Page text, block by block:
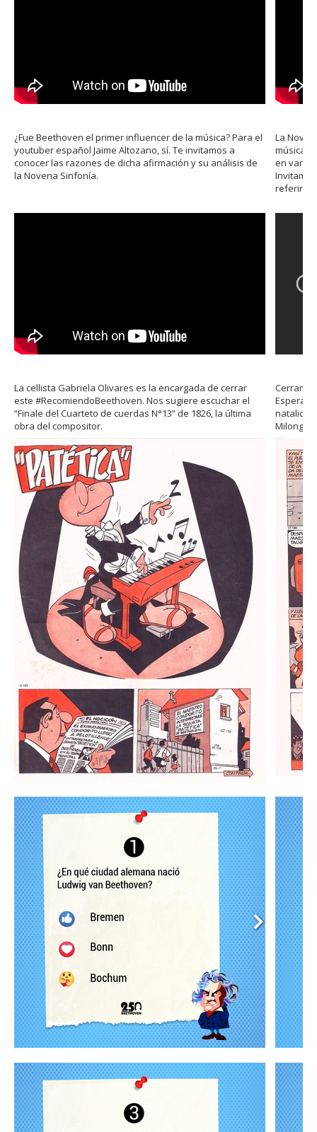
¿Fue Beethoven el primer influencer de la música? Para el
youtuber español Jaime Altozano, sí. Te invitamos a
conocer las razones de dicha afirmación y su análisis de
la Novena Sinfonía.
La
música.
en
referirse
La cellista Gabriela Olivares es la encargada de cerrar
este #RecomiendoBeethoven. Nos sugiere escuchar el
“Finale del Cuarteto de cuerdas N°13” de 1826, la última
obra del compositor.
natalicio
Milonga